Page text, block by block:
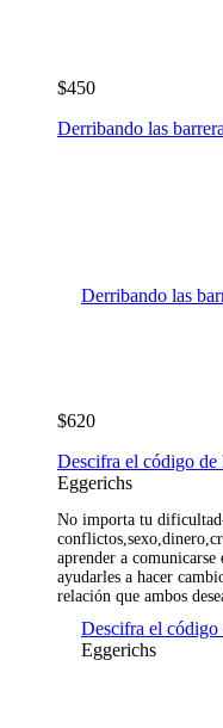
$450
Derribando las
Derribando las
$620
Descifra el código de
Eggerichs
No importa tu
aprender a
ayudarles a hacer
relación que ambos
Descifra el código
Eggerichs